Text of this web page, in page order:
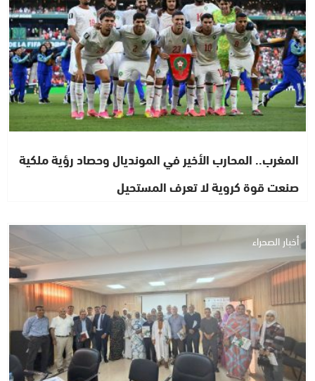
المغرب.. المحارب الأخير في المونديال وحصاد رؤية ملكية
صنعت قوة كروية لا تعرف المستحيل
أخبار الصحراء